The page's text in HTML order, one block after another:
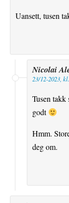
Uansett, tusen
Nicolai
23/12-2023,
Tusen takk
godt
Hmm.
deg om.